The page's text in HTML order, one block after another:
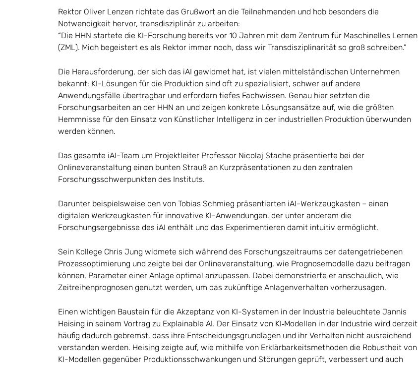
Rektor Oliver Lenzen richtete das Grußwort an die Teilnehmenden und hob besonders die
Notwendigkeit hervor, transdisziplinär zu arbeiten:
“Die HHN startete die KI-Forschung bereits vor 10 Jahren mit dem Zentrum für Maschinelles Lernen
(ZML). Mich begeistert es als Rektor immer noch, dass wir Transdisziplinarität so groß schreiben.”
Die Herausforderung, der sich das iAI gewidmet hat, ist vielen mittelständischen Unternehmen
bekannt: KI-Lösungen für die Produktion sind oft zu spezialisiert, schwer auf andere
Anwendungsfälle übertragbar und erfordern tiefes Fachwissen. Genau hier setzten die
Forschungsarbeiten an der HHN an und zeigen konkrete Lösungsansätze auf, wie die größten
Hemmnisse für den Einsatz von Künstlicher Intelligenz in der industriellen Produktion überwunden
werden können.
Das gesamte iAI-Team um Projektleiter Professor Nicolaj Stache präsentierte bei der
Onlineveranstaltung einen bunten Strauß an Kurzpräsentationen zu den zentralen
Forschungsschwerpunkten des Instituts.
Darunter beispielsweise den von Tobias Schmieg präsentierten iAI-Werkzeugkasten – einen
digitalen Werkzeugkasten für innovative KI-Anwendungen, der unter anderem die
Forschungsergebnisse des iAI enthält und das Experimentieren damit intuitiv ermöglicht.
Sein Kollege Chris Jung widmete sich während des Forschungszeitraums der datengetriebenen
Prozessoptimierung und zeigte bei der Onlineveranstaltung, wie Prognosemodelle dazu beitragen
können, Parameter einer Anlage optimal anzupassen. Dabei demonstrierte er anschaulich, wie
Zeitreihenprognosen genutzt werden, um das zukünftige Anlagenverhalten vorherzusagen.
Einen wichtigen Baustein für die Akzeptanz von KI-Systemen in der Industrie beleuchtete Jannis
Heising in seinem Vortrag zu Explainable AI. Der Einsatz von KI‑Modellen in der Industrie wird derzeit
häufig dadurch gebremst, dass ihre Entscheidungsgrundlagen und ihr Verhalten nicht ausreichend
verstanden werden. Heising zeigte auf, wie mithilfe von Erklärbarkeitsmethoden die Robustheit von
KI-Modellen gegenüber Produktionsschwankungen und Störungen geprüft, verbessert und auch